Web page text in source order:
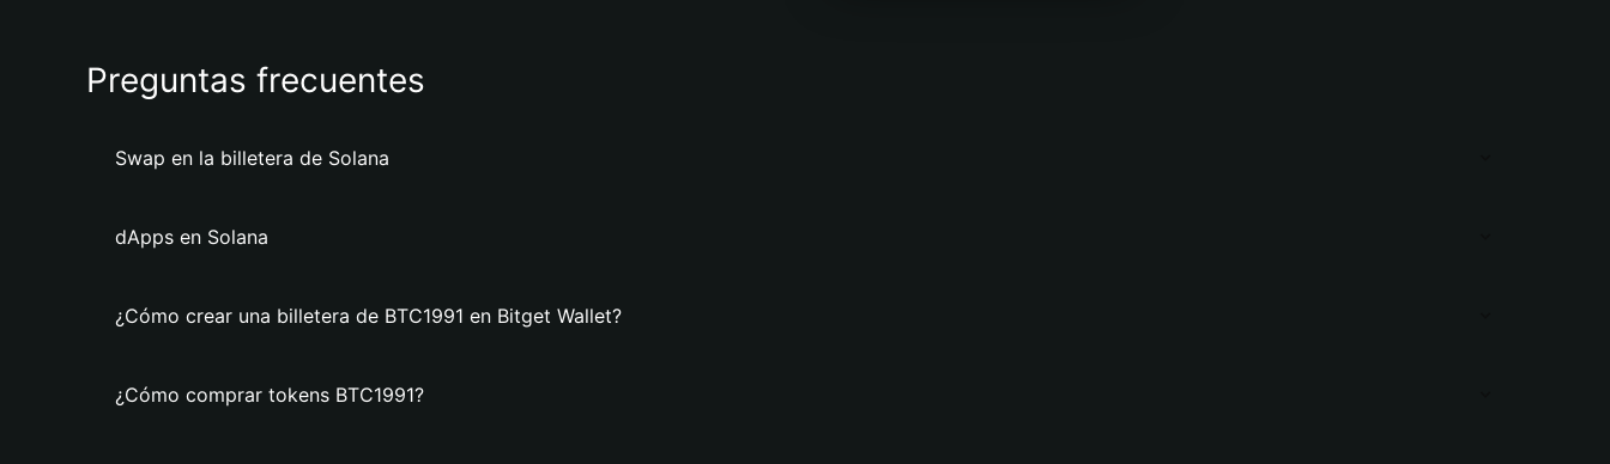
Preguntas frecuentes
Swap en la billetera de Solana
dApps en Solana
¿Cómo crear una billetera de BTC1991 en Bitget Wallet?
¿Cómo comprar tokens BTC1991?